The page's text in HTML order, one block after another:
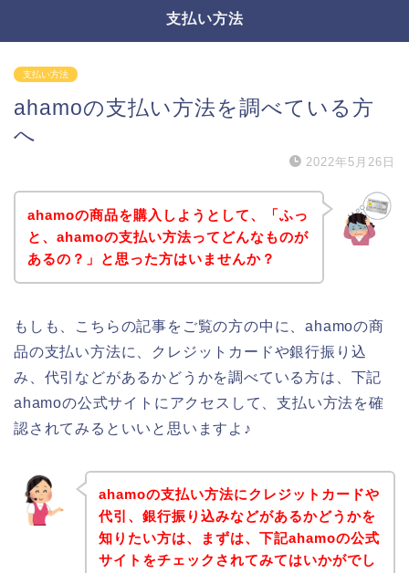
支払い方法
支払い方法
ahamoの支払い方法を調べている方
へ
2022年5月26日
ahamoの商品を購入しようとして、「ふっ
と、ahamoの支払い方法ってどんなものが
あるの？」と思った方はいませんか？
もしも、こちらの記事をご覧の方の中に、ahamoの商
品の支払い方法に、クレジットカードや銀行振り込
み、代引などがあるかどうかを調べている方は、下記
ahamoの公式サイトにアクセスして、支払い方法を確
認されてみるといいと思いますよ♪
ahamoの支払い方法にクレジットカードや
代引、銀行振り込みなどがあるかどうかを
知りたい方は、まずは、下記ahamoの公式
サイトをチェックされてみてはいかがでし